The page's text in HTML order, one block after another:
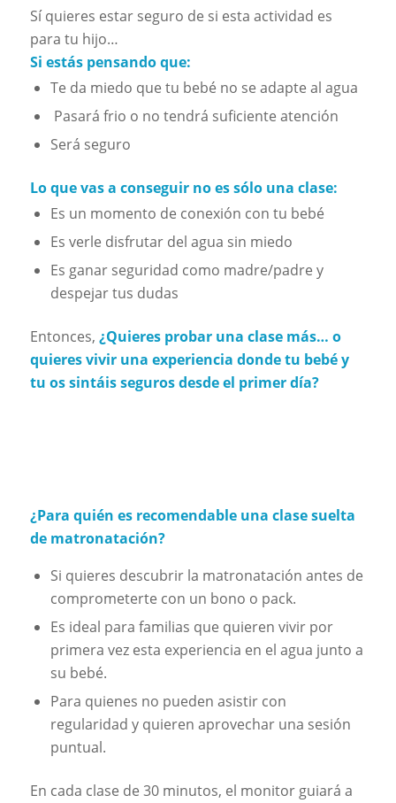
Sí quieres estar seguro de si esta actividad es
para tu hijo…
Si estás pensando que:
Te da miedo que tu bebé no se adapte al agua
Pasará frio o no tendrá suficiente atención
Será seguro
Lo que vas a conseguir no es sólo una clase:
Es un momento de conexión con tu bebé
Es verle disfrutar del agua sin miedo
Es ganar seguridad como madre/padre y
despejar tus dudas
Entonces, ¿Quieres probar una clase más… o
quieres vivir una experiencia donde tu bebé y
tu os sintáis seguros desde el primer día?
¿Para quién es recomendable una clase suelta
de matronatación?
Si quieres descubrir la matronatación antes de
comprometerte con un bono o pack.
Es ideal para familias que quieren vivir por
primera vez esta experiencia en el agua junto a
su bebé.
Para quienes no pueden asistir con
regularidad y quieren aprovechar una sesión
puntual.
En cada clase de 30 minutos, el monitor guiará a